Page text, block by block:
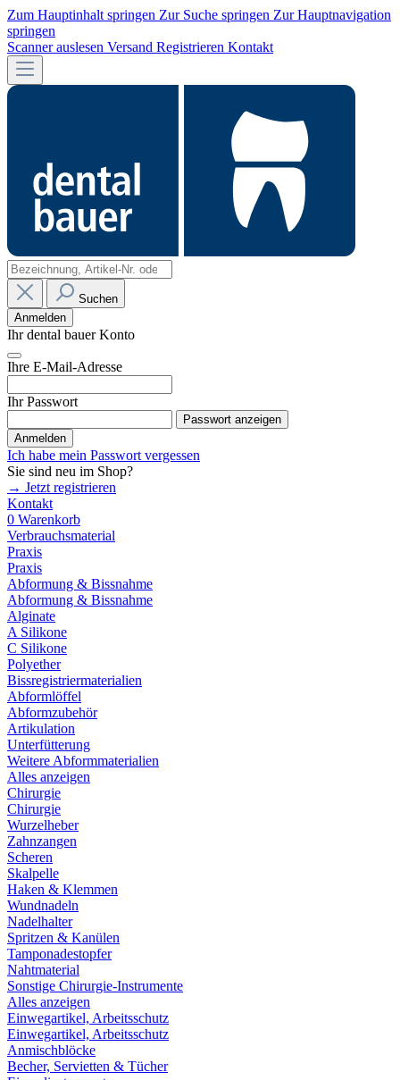
Zum Hauptinhalt springen Zur Suche springen Zur Hauptnavigation
springen
Scanner auslesen Versand Registrieren Kontakt
Suchen
Anmelden
Ihr dental bauer Konto
Ihre E-Mail-Adresse
Ihr Passwort
Passwort anzeigen
Anmelden
Ich habe mein Passwort vergessen
Sie sind neu im Shop?
→ Jetzt registrieren
Kontakt
0 Warenkorb
Verbrauchsmaterial
Praxis
Praxis
Abformung & Bissnahme
Abformung & Bissnahme
Alginate
A Silikone
C Silikone
Polyether
Bissregistriermaterialien
Abformlöffel
Abformzubehör
Artikulation
Unterfütterung
Weitere Abformmaterialien
Alles anzeigen
Chirurgie
Chirurgie
Wurzelheber
Zahnzangen
Scheren
Skalpelle
Haken & Klemmen
Wundnadeln
Nadelhalter
Spritzen & Kanülen
Tamponadestopfer
Nahtmaterial
Sonstige Chirurgie-Instrumente
Alles anzeigen
Einwegartikel, Arbeitsschutz
Einwegartikel, Arbeitsschutz
Anmischblöcke
Becher, Servietten & Tücher